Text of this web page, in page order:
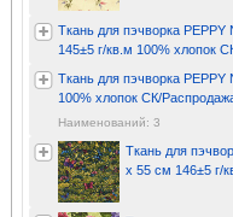
Ткань для пэчворка
145±5 г/кв.м 100% хлопок
Ткань для пэчворка
100% хлопок СК/
Наименований: 3
Ткань для
x 55 см 146±5 г/